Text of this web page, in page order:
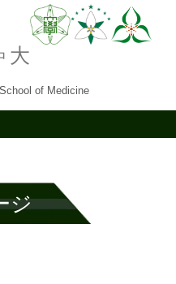
of Medicine
大
ジ